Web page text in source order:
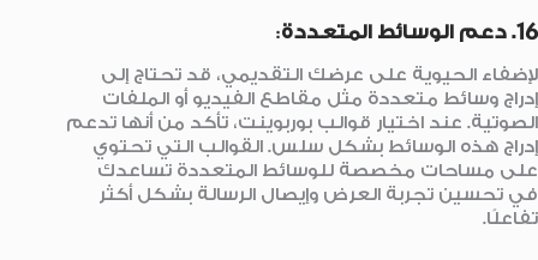
16. دعم الوسائط المتعددة :
لإضفاء الحيوية على عرضك التقديمي، قد تحتاج إلى
إدراج وسائط متعددة مثل مقاطع الفيديو أو الملفات
الصوتية. عند اختيار قوالب بوربوينت، تأكد من أنها تدعم
إدراج هذه الوسائط بشكل سلس. القوالب التي تحتوي
على مساحات مخصصة للوسائط المتعددة تساعدك
في تحسين تجربة العرض وإيصال الرسالة بشكل أكثر
تفاعلًا.